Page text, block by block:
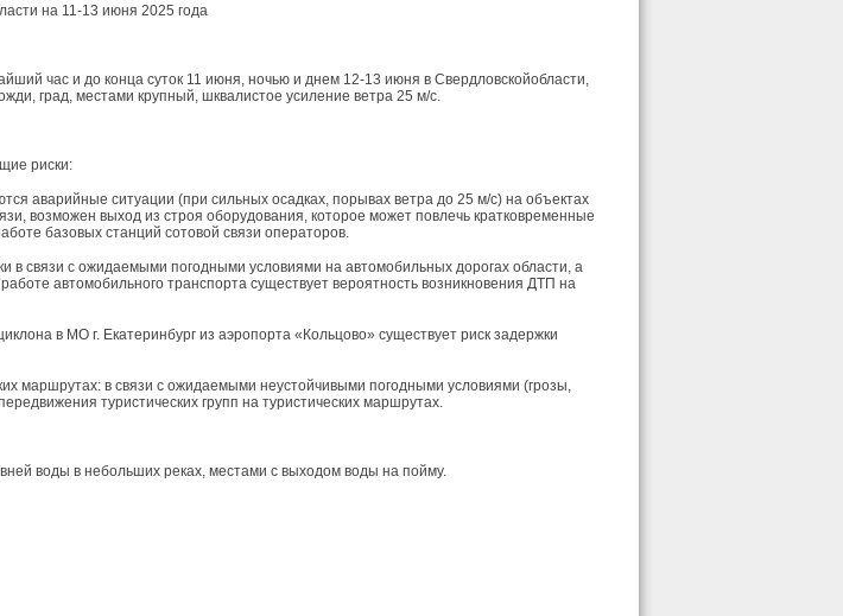
на 11-13 июня 2025 года
час и до конца суток 11 июня, ночью и днем 12-13 июня в Свердловскойобласти,
град, местами крупный, шквалистое усиление ветра 25 м/с.
риски:
аварийные ситуации (при сильных осадках, порывах ветра до 25 м/с) на объектах
возможен выход из строя оборудования, которое может повлечь кратковременные
базовых станций сотовой связи операторов.
связи с ожидаемыми погодными условиями на автомобильных дорогах области, а
автомобильного транспорта существует вероятность возникновения ДТП на
в МО г. Екатеринбург из аэропорта «Кольцово» существует риск задержки
маршрутах: в связи с ожидаемыми неустойчивыми погодными условиями (грозы,
туристических групп на туристических маршрутах.
воды в небольших реках, местами с выходом воды на пойму.